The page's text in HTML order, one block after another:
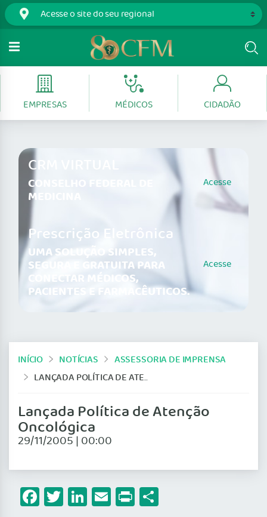
EMPRESAS MÉDICOS CIDADÃO
CRM VIRTUAL
CONSELHO FEDERAL DE
MEDICINA
Acesse
Prescrição Eletrônica
UMA SOLUÇÃO SIMPLES,
SEGURA E GRATUITA PARA
CONECTAR MÉDICOS,
PACIENTES E FARMACÊUTICOS.
Acesse
INÍCIO NOTÍCIAS
ASSESSORIA DE IMPRENSA
LANÇADA POLÍTICA DE ATENÇÃO ONCOLÓGICA
Lançada Política de Atenção
Oncológica
29/11/2005 | 00:00
Facebook
Twitter
LinkedIn
Email
Print